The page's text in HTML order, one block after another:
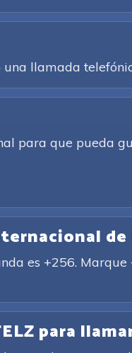
llamada
para que pueda
de
es +256.
para